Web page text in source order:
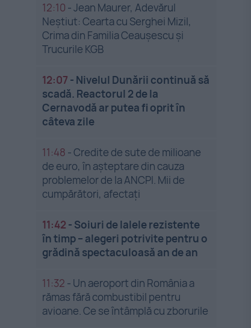
12:10 -Jean Maurer, Adevărul
Neștiut: Cearta cu Serghei Mizil,
Crima din Familia Ceaușescu și
Trucurile KGB
12:07 - Nivelul Dunării continuă să
scadă. Reactorul 2 de la
Cernavodă ar putea fi oprit în
câteva zile
11:48 -Credite de sute de milioane
de euro, în așteptare din cauza
problemelor de la ANCPI. Mii de
cumpărători, afectați
11:42 - Soiuri de lalele rezistente
în timp – alegeri potrivite pentru o
grădină spectaculoasă an de an
11:32 - Un aeroport din România a
rămas fără combustibil pentru
avioane. Ce se întâmplă cu zborurile